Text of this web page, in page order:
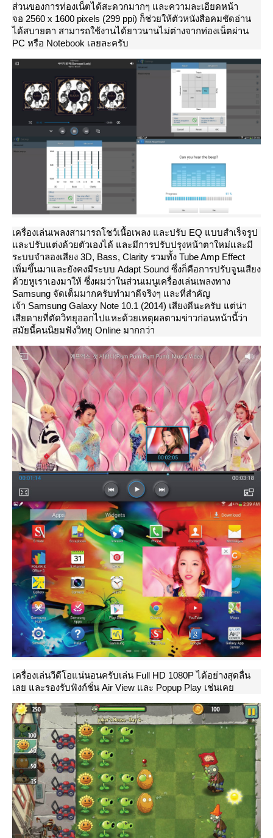
ส่วนของการท่องเน็ตได้สะดวกมากๆ และความละเอียดหน้า
จอ 2560 x 1600 pixels (299 ppi) ก็ช่วยให้ตัวหนังสือคมชัดอ่าน
ได้สบายตา สามารถใช้งานได้ยาวนานไม่ต่างจากท่องเน็ตผ่าน
PC หรือ Notebook เลยละครับ
เครื่องเล่นเพลงสามารถโชว์เนื้อเพลง และปรับ EQ แบบสำเร็จรูป
ละปรับแต่งด้วยตัวเองได้ และมีการปรับปรุงหน้าตาใหม่และมี
ระบบจำลองเสียง 3D, Bass, Clarity รวมทั้ง Tube Amp Effect
เพิ่มขึ้นมาและยังคงมีระบบ Adapt Sound ซึ่งก็คือการปรับจูนเสียง
ด้วยหูเราเองมาให้ ซึ่งผมว่าในส่วนเมนูเครื่องเล่นเพลงทาง
Samsung จัดเต็มมากครับทำมาดีจริงๆ และที่สำคัญ
เจ้า Samsung Galaxy Note 10.1 (2014) เสียงดีนะครับ แต่น่า
เสียดายที่ตัดวิทยุออกไปแหะด้วยเหตุผลตามข่าวก่อนหน้านี้ว่า
สมัยนี้คนนิยมฟังวิทยุ Online มากกว่า
เครื่องเล่นวีดีโอแน่นอนครับเล่น Full HD 1080P ได้อย่างสุดลื่น
เลย และรองรับฟังก์ชั่น Air View และ Popup Play เช่นเค